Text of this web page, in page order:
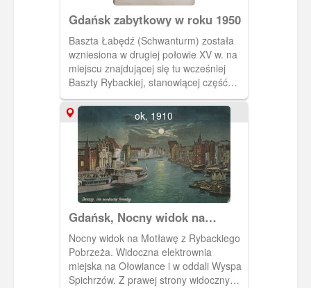
Gdańsk zabytkowy w roku 1950
Baszta Łabędź (Schwanturm) została
wzniesiona w drugiej połowie XV w. na
miejscu znajdującej się tu wcześniej
Baszty Rybackiej, stanowiącej część
umocnień zamku krzyżackiego.
Mieszkańcy Gdańska rychło po
wygnaniu Krzyżaków z miasta (1454 r.)
zburzyli wszystkie ich budowle,
zostawiając gdzieniegdzie tylko
fundamenty. Basztę Łabędź
posadowiono właśnie na fundamentach
poprzedniej Baszty Rybackiej,
nawiązując zresztą do jej formy.
Podstawową różnicą było inne
usytuowanie płaskiego ścięcia cylindra
baszty – tym razem od strony miasta, a
nie od strony zamku.
ok. 1910
Gdańsk, Nocny widok na
Motławę
Nocny widok na Motławę z Rybackiego
Pobrzeża. Widoczna elektrownia
miejska na Ołowiance i w oddali Wyspa
Spichrzów. Z prawej strony widoczny